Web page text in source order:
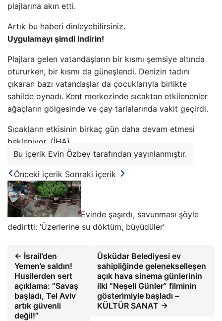
plajlarına akın etti.
Artık bu haberi dinleyebilirsiniz.
Uygulamayı şimdi indirin!
Plajlara gelen vatandaşların bir kısmı şemsiye altında
otururken, bir kısmı da güneşlendi. Denizin tadını
çıkaran bazı vatandaşlar da çocuklarıyla birlikte
sahilde oynadı. Kent merkezinde sıcaktan etkilenenler
ağaçların gölgesinde ve çay tarlalarında vakit geçirdi.
Sıcakların etkisinin birkaç gün daha devam etmesi
bekleniyor. (İHA)
Bu içerik Evin Özbey tarafından yayınlanmıştır.
Önceki içerik Sonraki içerik
Evinde şaşırdı, savunması şöyle
dedirtti: ‘Üzerlerine su döktüm, büyüdüler’
← İsrail’den
Yemen’e saldırı!
Husilerden sert
açıklama: “Savaş
başladı, Tel Aviv
artık güvenli
değil!”
Üsküdar Belediyesi ev
sahipliğinde gelenekselleşen
açık hava sinema günlerinin
ilki “Neşeli Günler” filminin
gösterimiyle başladı –
KÜLTÜR SANAT →